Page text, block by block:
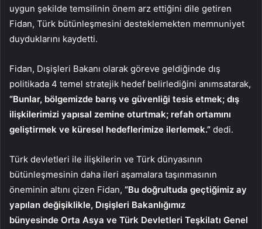
uygun şekilde temsilinin önem arz ettiğini dile getiren
Fidan, Türk bütünleşmesini desteklemekten memnuniyet
duyduklarını kaydetti.
Fidan, Dışişleri Bakanı olarak göreve geldiğinde dış
politikada 4 temel stratejik hedef belirlediğini anımsatarak,
“Bunlar, bölgemizde barış ve güvenliği tesis etmek; dış
ilişkilerimizi yapısal zemine oturtmak; refah ortamını
geliştirmek ve küresel hedeflerimize ilerlemek.” dedi.
Türk devletleri ile ilişkilerin ve Türk dünyasının
bütünleşmesinin daha ileri aşamalara taşınmasının
öneminin altını çizen Fidan, “Bu doğrultuda geçtiğimiz ay
yapılan değişiklikle, Dışişleri Bakanlığımız
bünyesinde Orta Asya ve Türk Devletleri Teşkilatı Genel